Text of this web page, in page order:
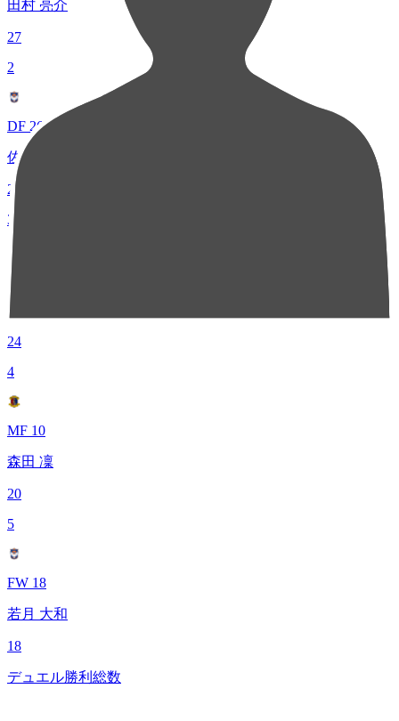
田村 亮介
27
2
DF 26
佐藤 海宏
26
3
MF 17
シマブク カズヨシ
24
4
MF 10
森田 凜
20
5
FW 18
若月 大和
18
デュエル勝利総数